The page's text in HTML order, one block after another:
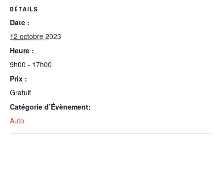
DÉTAILS
Date :
12 octobre 2023
Heure :
9h00 - 17h00
Prix :
Gratuit
Catégorie d’Évènement:
Auto